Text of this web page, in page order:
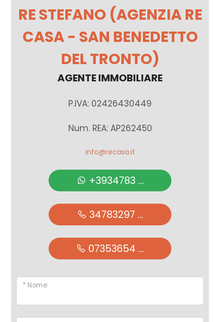
RE STEFANO (AGENZIA RE
CASA - SAN BENEDETTO
DEL TRONTO)
AGENTE IMMOBILIARE
P.IVA: 02426430449
Num. REA: AP262450
info@recasa.it
+3934783 ...
34783297 ...
07353654 ...
* Nome